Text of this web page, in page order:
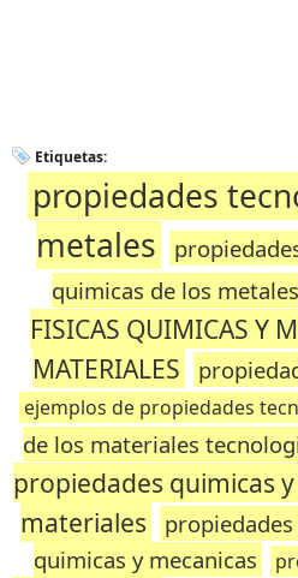
Etiquetas:
propiedades
metales
quimicas de los metales
FISICAS QUIMICAS Y
MATERIALES
ejemplos de propiedades
de los materiales
propiedades quimicas
materiales
quimicas y mecanicas